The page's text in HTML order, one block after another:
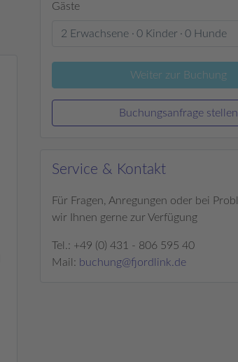
Gäste
2 Erwachsene 0 Kinder 0 Hunde
Weiter zur Buchung
Buchungsanfrage stellen
Service & Kontakt
Für Fragen, Anregungen oder bei
wir Ihnen gerne zur Verfügung
Tel.: +49 (0) 431 - 806 595 40
Mail: buchung@fjordlink.de